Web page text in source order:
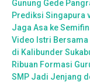
Gunung Gede
Prediksi Singapura
Jaga Asa ke
Video Istri Bersama
di Kalibunder
Ribuan Formasi
SMP Jadi Jenjang